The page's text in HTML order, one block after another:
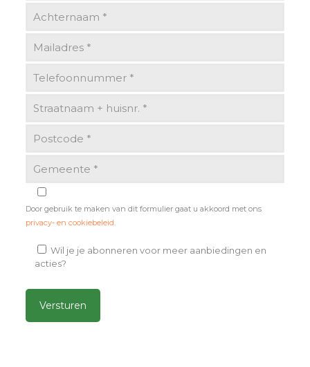
Door gebruik te maken van dit formulier gaat u akkoord met ons
privacy- en cookiebeleid
Wil je je abonneren voor meer aanbiedingen en
acties?